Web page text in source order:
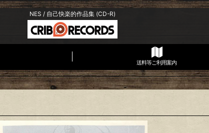
NES / 自己快楽的作品集 (CD-R)
送料等ご利用案内